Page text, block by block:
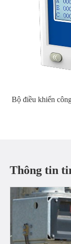
Bộ điều khiển
Thông tin